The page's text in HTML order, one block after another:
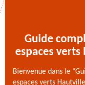
Guide
espaces
Bienvenue dans le
espaces verts